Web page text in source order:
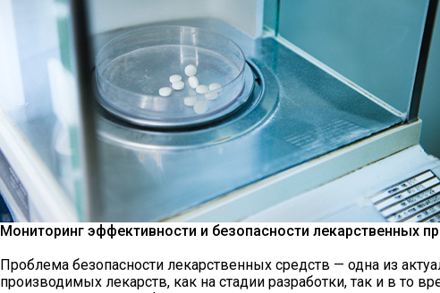
Мониторинг эффективности и безопасности лекарственных
Проблема безопасности лекарственных средств — одна из
производимых лекарств, как на стадии разработки, так и в то